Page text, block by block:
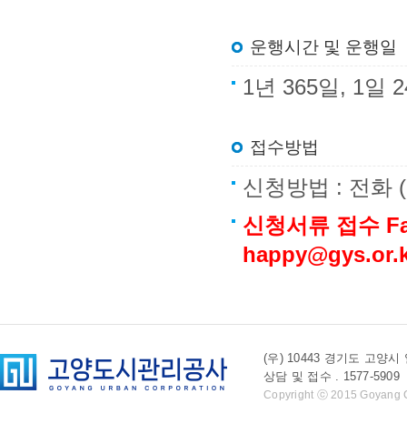
운행시간 및 운행일
1년 365일, 1일
접수방법
신청방법 : 전화
신청서류 접수
(우) 10443 경기도 고양시
상담 및 접수 . 1577-
Copyright ⓒ 2015 Goyang